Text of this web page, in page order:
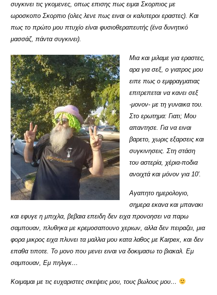
συγκινει τις γκομενες, οπως επισης πως ειμαι Σκορπιος με
ωροσκοπο Σκορπιο (ολες λενε πως ειναι οι καλυτεροι εραστες). Και
πως το πρώτο μου πτυχίο είναι φυσιοθεραπευτής (ένα δυνητικό
μασσάζ, πάντα συγκινει).
Μια και μιλαμε για εραστες,
αρα για σεξ, ο γιατρος μου
ειπε πως ο εμφραγματιας
επιτρεπεται να κανει σεξ
-μονον- με τη γυναικα του.
Στο ερωτημα: Γιατι; Μου
απαντησε. Για να ειναι
βαρετο, χωρις εξαρσεις και
συγκινησεις. Στη στάση
του αστερία, χέρια-ποδια
ανοιχτά και μόνον για 10′.
Αγαπητο ημερολογιο,
σημερα εκανα και μπανακι
και εφυγε η μπιχλα, βεβαια επειδη δεν ειχα προνοησει να παρω
σαμπουαν, πλυθηκα με κρεμοσαπουνο χεριων, αλλα δεν πειραζει, μια
φορα μικρος ειχα πλυνει τα μαλλια μου κατα λαθος με Karpex, και δεν
επαθα τιποτε. Το μονο που μενει ειναι να δοκιμασω το βιακαλ. Εμ
σαμπουαν, Εμ πηλιγκ…
Κοιμαμαι με τις ευχαριστες σκεψεις μου, τους βωλους μου…